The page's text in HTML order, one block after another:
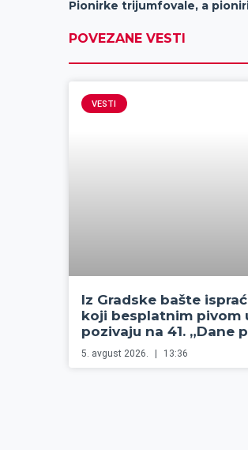
POVEZANE VESTI
VESTI
Iz Gradske bašte
koji besplatnim pivom
pozivaju na 41. „Dane
5. avgust 2026. 13:36